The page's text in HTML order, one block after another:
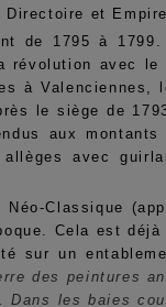
Directoire et
de 1795 à
révolution avec
à
le siège de
aux
avec
Classique
Cela est
sur un
des peintures
les baies